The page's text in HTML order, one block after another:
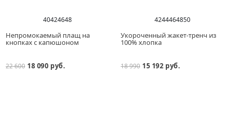
40424648
Непромокаемый плащ на
кнопках с капюшоном
22 600 18 090 руб.
4244464850
Укороченный жакет-тренч из
100% хлопка
18 990 15 192 руб.